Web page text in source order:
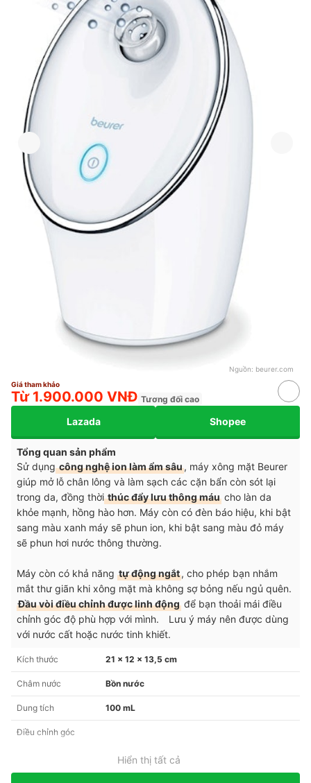
Nguồn: beurer.com
Giá tham khảo
Từ 1.900.000 VNĐ Tương đối cao
Lazada Shopee
Tổng quan sản phẩm
Sử dụngcông nghệ ion làm ẩm sâu, máy xông mặt Beurer
giúp mở lỗ chân lông và làm sạch các cặn bẩn còn sót lại
trong da, đồng thờithúc đẩy lưu thông máu cho làn da
khỏe mạnh, hồng hào hơn. Máy còn có đèn báo hiệu, khi bật
sang màu xanh máy sẽ phun ion, khi bật sang màu đỏ máy
sẽ phun hơi nước thông thường.
Máy còn có khả năng tự động ngắt, cho phép bạn nhắm
mắt thư giãn khi xông mặt mà không sợ bỏng nếu ngủ quên.
Đầu vòi điều chỉnh được linh động để bạn thoải mái điều
chỉnh góc độ phù hợp với mình. Lưu ý máy nên được dùng
với nước cất hoặc nước tinh khiết.
Kích thước 21 x 12 x 13,5 cm
Châm nước Bồn nước
Dung tích 100 mL
Điều chỉnh góc
Hiển thị tất cả